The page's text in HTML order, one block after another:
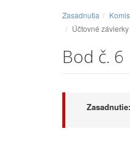
Zasadnutia
Účtovné
Bod č. 6
Zasadnutie: